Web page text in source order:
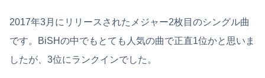
2017年3月にリリースされたメジャー2枚目のシングル曲
です。BiSHの中でもとても人気の曲で正直1位かと思いま
したが、3位にランクインでした。